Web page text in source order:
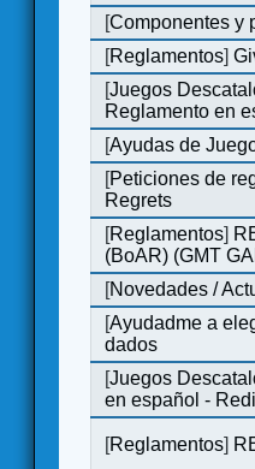
[Componentes y
[Reglamentos]
[Juegos
Reglamento en
[Ayudas de
[Peticiones de
Regrets
[Reglamentos]
(BoAR) (GMT
[Novedades /
[Ayudadme a
dados
[Juegos
en español -
[Reglamentos]